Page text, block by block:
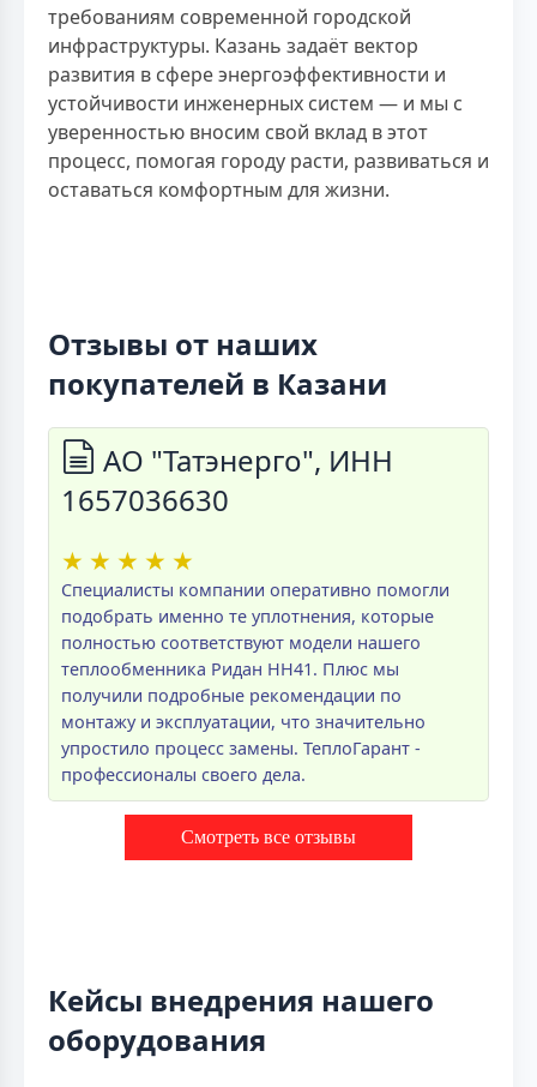
требованиям современной городской
инфраструктуры. Казань задаёт вектор
развития в сфере энергоэффективности и
устойчивости инженерных систем — и мы с
уверенностью вносим свой вклад в этот
процесс, помогая городу расти, развиваться и
оставаться комфортным для жизни.
Отзывы от наших
покупателей в Казани
АО "Татэнерго", ИНН
1657036630
★ ★ ★ ★ ★
Специалисты компании оперативно помогли
подобрать именно те уплотнения, которые
полностью соответствуют модели нашего
теплообменника Ридан НН41. Плюс мы
получили подробные рекомендации по
монтажу и эксплуатации, что значительно
упростило процесс замены. ТеплоГарант -
профессионалы своего дела.
Смотреть все отзывы
Кейсы внедрения нашего
оборудования